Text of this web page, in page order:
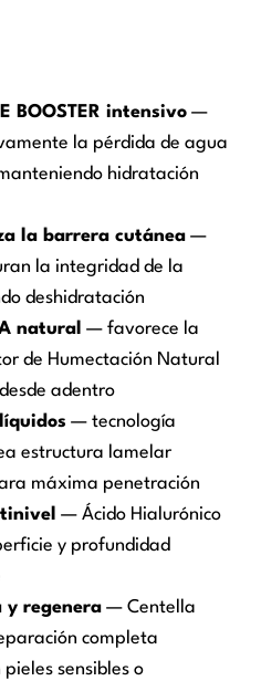
BOOSTER intensivo —
la pérdida de agua
hidratación
la barrera cutánea —
la integridad de la
deshidratación
natural — favorece la
de Humectación Natural
adentro
— tecnología
estructura lamelar
máxima penetración
— Ácido Hialurónico
y profundidad
y regenera — Centella
completa
sensibles o